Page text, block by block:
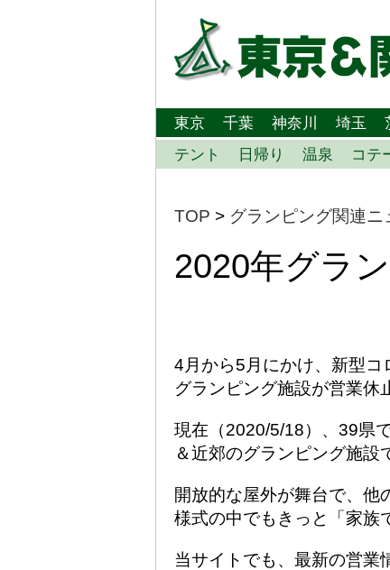
東京 千葉 神奈川 埼玉
テント
日帰り 温泉 コテ
TOP > グランピング関連ニ
2020年グラ
4月から5月にかけ、新型
グランピング施設が営業休
現在（2020/5/18）、39県
＆近郊のグランピング施設
開放的な屋外が舞台で、他
様式の中でもきっと「家族
当サイトでも、最新の営業